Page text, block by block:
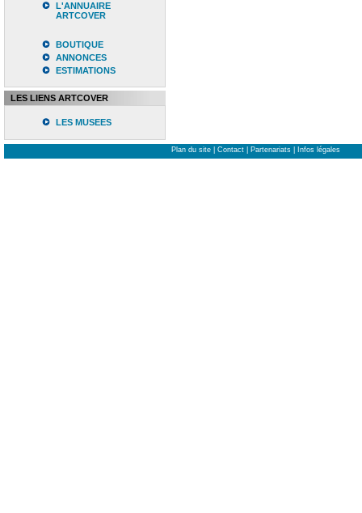
L'ANNUAIRE
ARTCOVER
BOUTIQUE
ANNONCES
ESTIMATIONS
LES LIENS ARTCOVER
LES MUSEES
Plan du site Contact Partenariats Infos légales